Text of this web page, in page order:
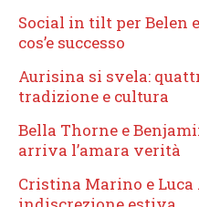
Social in tilt per Belen
cos’e successo
Aurisina si svela:
tradizione e cultura
Bella Thorne e
arriva l’amara verità
Cristina Marino e